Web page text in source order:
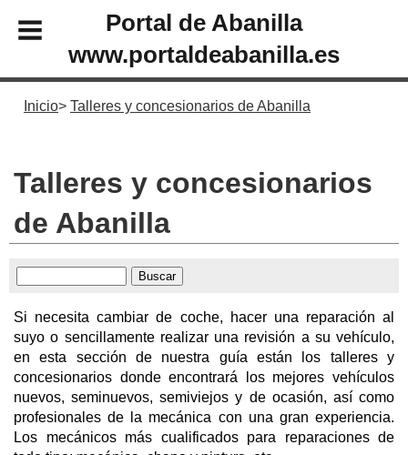
Portal de Abanilla
www.portaldeabanilla.es
Inicio Talleres y concesionarios de Abanilla
Talleres y concesionarios
de Abanilla
Si necesita cambiar de coche, hacer una reparación al
suyo o sencillamente realizar una revisión a su vehículo,
en esta sección de nuestra guía están los talleres y
concesionarios donde encontrará los mejores vehículos
nuevos, seminuevos, semiviejos y de ocasión, así como
profesionales de la mecánica con una gran experiencia.
Los mecánicos más cualificados para reparaciones de